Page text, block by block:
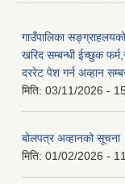
गाउँपालिका
खरिद सम्बन्धी ईच्छुक
दररेट पेश गर्न अव्हान
मिति: 03/11/2026 -
बोलपत्र अव्हानको सूचना
मिति: 01/02/2026 -